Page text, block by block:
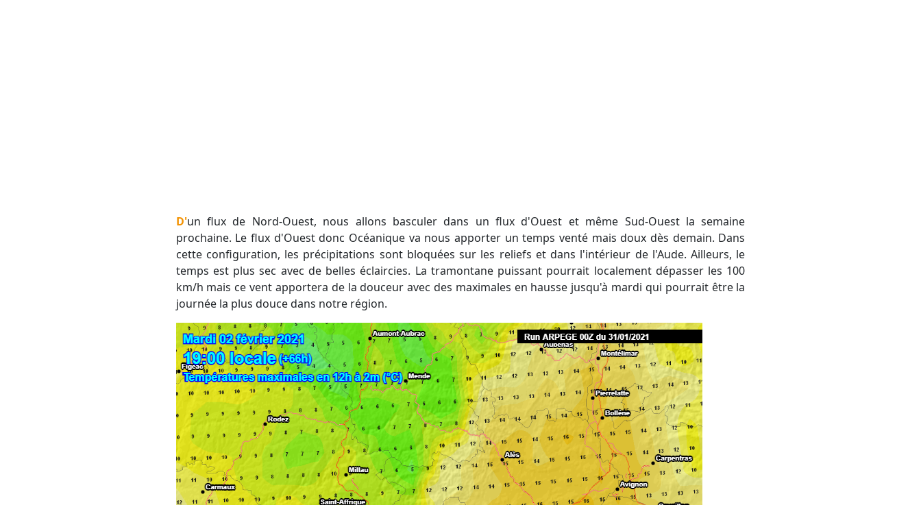
D'un flux de Nord-Ouest, nous allons basculer dans un flux d'Ouest et même Sud-Ouest la semaine
prochaine. Le flux d'Ouest donc Océanique va nous apporter un temps venté mais doux dès demain. Dans
cette configuration, les précipitations sont bloquées sur les reliefs et dans l'intérieur de l'Aude. Ailleurs, le
temps est plus sec avec de belles éclaircies. La tramontane puissant pourrait localement dépasser les 100
km/h mais ce vent apportera de la douceur avec des maximales en hausse jusqu'à mardi qui pourrait être la
journée la plus douce dans notre région.